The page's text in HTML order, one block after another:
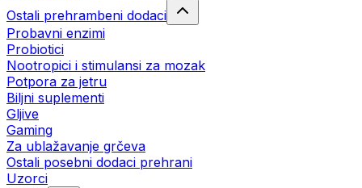
Ostali prehrambeni dodaci
Probavni enzimi
Probiotici
Nootropici i stimulansi za mozak
Potpora za jetru
Biljni suplementi
Gljive
Gaming
Za ublažavanje grčeva
Ostali posebni dodaci prehrani
Uzorci